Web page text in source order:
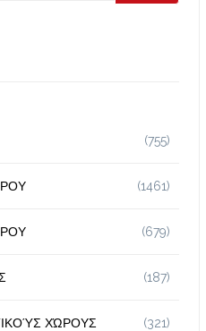
(755)
(1461)
(679)
(187)
ΧΏΡΟΥΣ (321)